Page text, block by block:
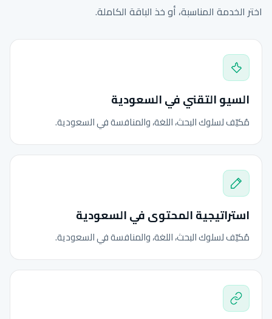
اختر الخدمة المناسبة، أو خذ الباقة الكاملة.
السيو التقني في السعودية
مُكيّف لسلوك البحث، اللغة، والمنافسة في السعودية.
استراتيجية المحتوى في السعودية
مُكيّف لسلوك البحث، اللغة، والمنافسة في السعودية.